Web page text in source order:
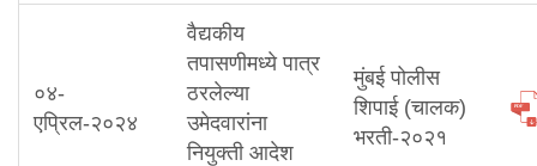
०४-
एप्रिल-२०२४
वैद्यकीय
तपासणीमध्ये पात्र
ठरलेल्या
उमेदवारांना
नियुक्ती आदेश
मुंबई पोलीस
शिपाई (चालक)
भरती-२०२१